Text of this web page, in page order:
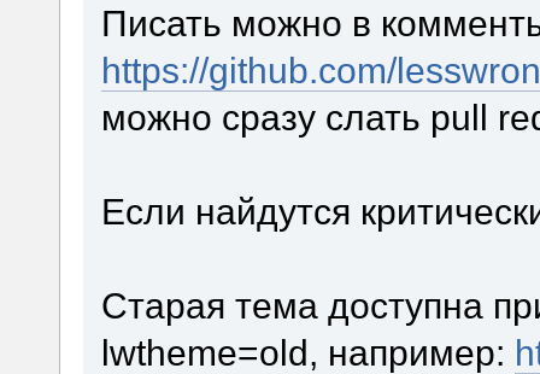
Писать можно в
https://github.com/
можно сразу слать pull
Если найдутся
Старая тема доступна
lwtheme=old, например: